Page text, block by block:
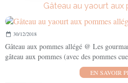
Gâteau au yaourt
30/12/2018
Gâteau aux pommes allégé @ Les
gâteau aux pommes (avec des pommes
EN SAVOIR